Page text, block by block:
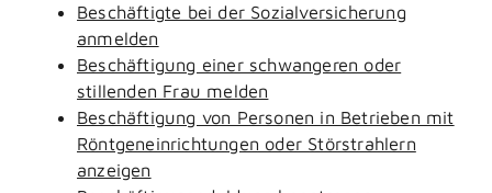
Beschäftigte bei der Sozialversicherung
anmelden
Beschäftigung einer schwangeren oder
stillenden Frau melden
Beschäftigung von Personen in Betrieben mit
Röntgeneinrichtungen oder Störstrahlern
anzeigen